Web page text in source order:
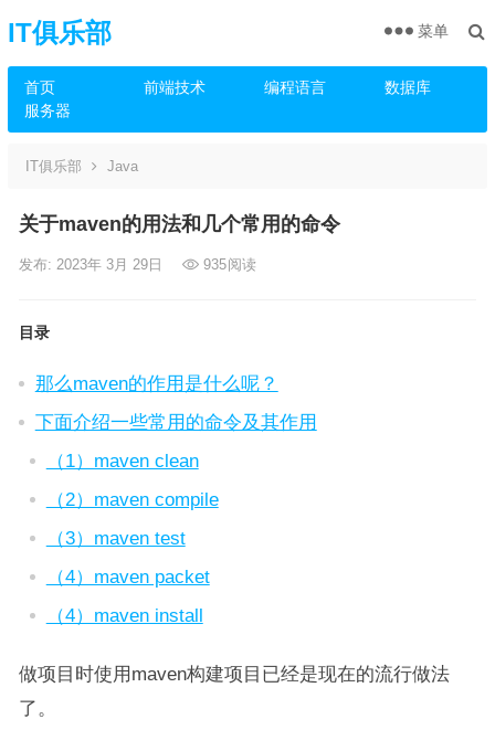
IT俱乐部
首页 前端技术 编程语言
数据库
服务器
菜单
IT俱乐部 Java
关于maven的用法和几个常用的命令
发布: 2023年 3月 29日 935阅读
目录
那么maven的作用是什么呢？
下面介绍一些常用的命令及其作用
（1）maven clean
（2）maven compile
（3）maven test
（4）maven packet
（4）maven install
做项目时使用maven构建项目已经是现在的流行做法
了。